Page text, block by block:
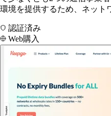
環境を提供するため、ネット
認証済み
Web購入